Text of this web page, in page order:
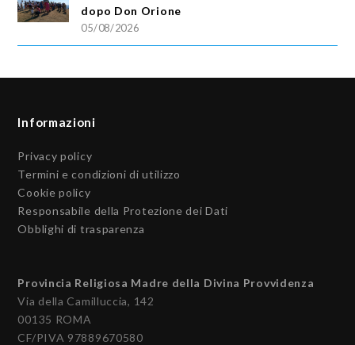
dopo Don Orione
05/08/2026
Informazioni
Privacy policy
Termini e condizioni di utilizzo
Cookie policy
Responsabile della Protezione dei Dati
Obblighi di trasparenza
Provincia Religiosa Madre della Divina Provvidenza
Via della Camilluccia, 142
00135 ROMA
CF/PIVA 97889670580